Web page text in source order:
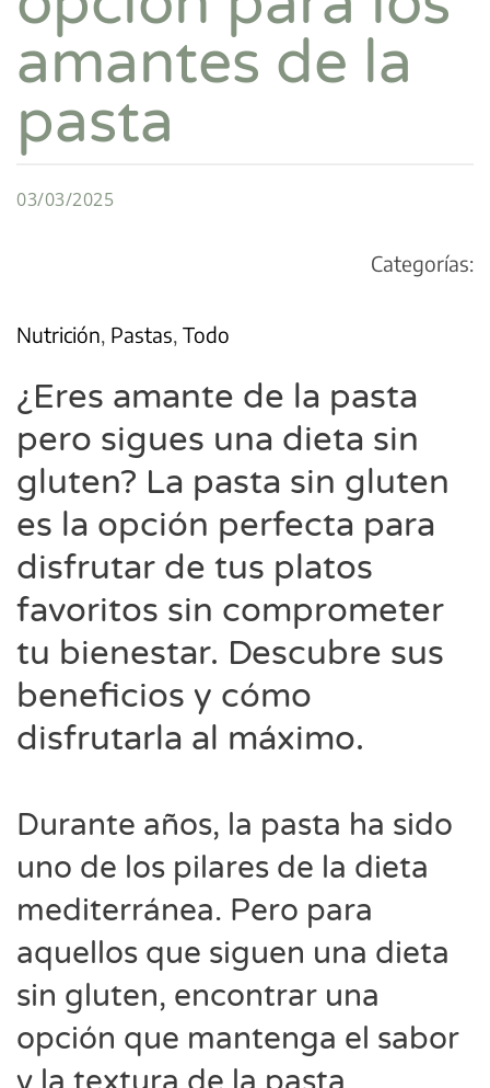
amantes de la
pasta
03/03/2025
Categorías:
Nutrición, Pastas, Todo
¿Eres amante de la pasta
pero sigues una dieta sin
gluten? La pasta sin gluten
es la opción perfecta para
disfrutar de tus platos
favoritos sin comprometer
tu bienestar. Descubre sus
beneficios y cómo
disfrutarla al máximo.
Durante años, la pasta ha sido
uno de los pilares de la dieta
mediterránea. Pero para
aquellos que siguen una dieta
sin gluten, encontrar una
opción que mantenga el sabor